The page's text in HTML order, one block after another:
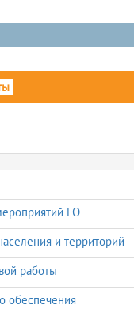
ГО
и территорий
работы
обеспечения